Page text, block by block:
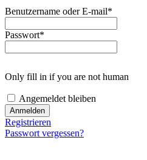
Benutzername oder E-mail*
Passwort*
Only fill in if you are not human
Angemeldet bleiben
Registrieren
Passwort vergessen?